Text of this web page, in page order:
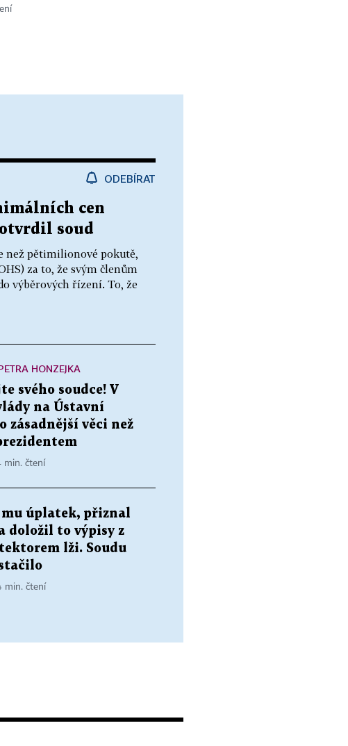
ODEBÍRAT
cen
soud
než pětimilionové pokutě,
za to, že svým členům
výběrových řízení. To, že
HONZEJKA
svého soudce! V
na Ústavní
zásadnější věci než
min. čtení
mu úplatek, přiznal
doložil to výpisy z
lži. Soudu
min. čtení